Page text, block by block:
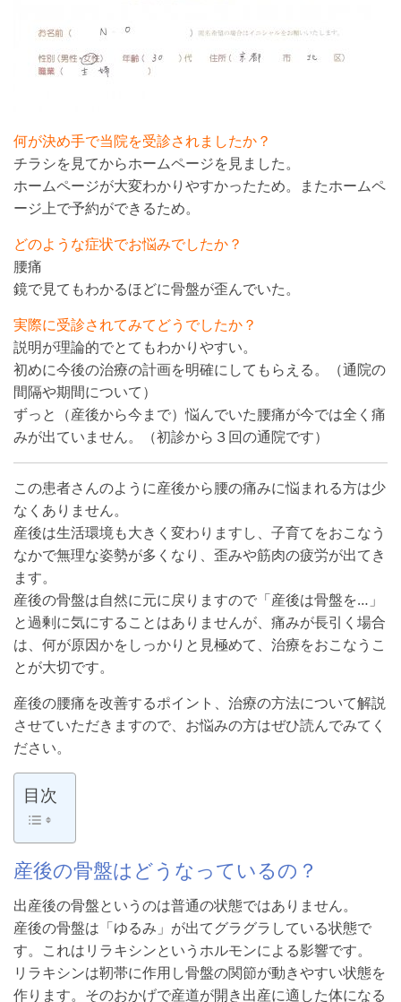
何が決め手で当院を受診されましたか？
チラシを見てからホームページを見ました。
ホームページが大変わかりやすかったため。またホームペ
ージ上で予約ができるため。
どのような症状でお悩みでしたか？
腰痛
鏡で見てもわかるほどに骨盤が歪んでいた。
実際に受診されてみてどうでしたか？
説明が理論的でとてもわかりやすい。
初めに今後の治療の計画を明確にしてもらえる。（通院の
間隔や期間について）
ずっと（産後から今まで）悩んでいた腰痛が今では全く痛
みが出ていません。（初診から３回の通院です）
この患者さんのように産後から腰の痛みに悩まれる方は少
なくありません。
産後は生活環境も大きく変わりますし、子育てをおこなう
なかで無理な姿勢が多くなり、歪みや筋肉の疲労が出てき
ます。
産後の骨盤は自然に元に戻りますので「産後は骨盤を…」
と過剰に気にすることはありませんが、痛みが長引く場合
は、何が原因かをしっかりと見極めて、治療をおこなうこ
とが大切です。
産後の腰痛を改善するポイント、治療の方法について解説
させていただきますので、お悩みの方はぜひ読んでみてく
ださい。
目次
産後の骨盤はどうなっているの？
出産後の骨盤というのは普通の状態ではありません。
産後の骨盤は「ゆるみ」が出てグラグラしている状態で
す。これはリラキシンというホルモンによる影響です。
リラキシンは靭帯に作用し骨盤の関節が動きやすい状態を
作ります。そのおかげで産道が開き出産に適した体になる